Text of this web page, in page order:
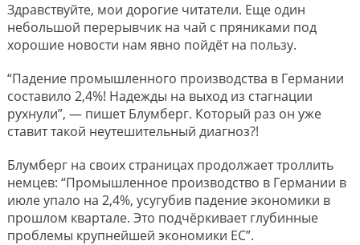
Здравствуйте, мои дорогие читатели. Еще один
небольшой перерывчик на чай с пряниками под
хорошие новости нам явно пойдёт на пользу.
“Падение промышленного производства в Германии
составило 2,4%! Надежды на выход из стагнации
рухнули”, — пишет Блумберг. Который раз он уже
ставит такой неутешительный диагноз?!
Блумберг на своих страницах продолжает троллить
немцев: “Промышленное производство в Германии в
июле упало на 2,4%, усугубив падение экономики в
прошлом квартале. Это подчёркивает глубинные
проблемы крупнейшей экономики ЕС”.